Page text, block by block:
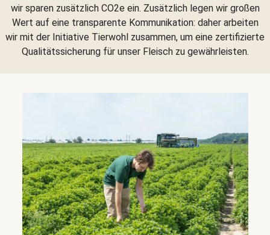
wir sparen zusätzlich CO2e ein. Zusätzlich legen wir großen
Wert auf eine transparente Kommunikation: daher arbeiten
wir mit der Initiative Tierwohl zusammen, um eine zertifizierte
Qualitätssicherung für unser Fleisch zu gewährleisten.